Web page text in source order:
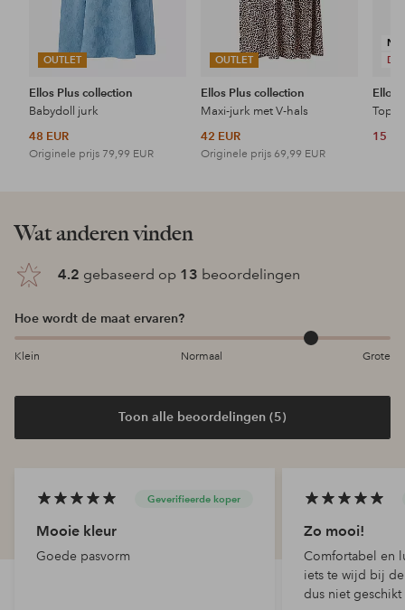
OUTLET
Ellos Plus collection
Babydoll jurk
48 EUR
Originele prijs 79,99 EUR
OUTLET
Ellos Plus collection
Maxi-jurk met V-hals
42 EUR
Originele prijs 69,99 EUR
Ellos
Topje
15
Wat anderen vinden
4.2 gebaseerd op 13 beoordelingen
Hoe wordt de maat ervaren?
Klein Normaal Grote
Toon alle beoordelingen (5)
Geverifieerde koper
Mooie kleur
Goede pasvorm
Zo mooi!
Comfortabel en
iets te wijd bij
dus niet